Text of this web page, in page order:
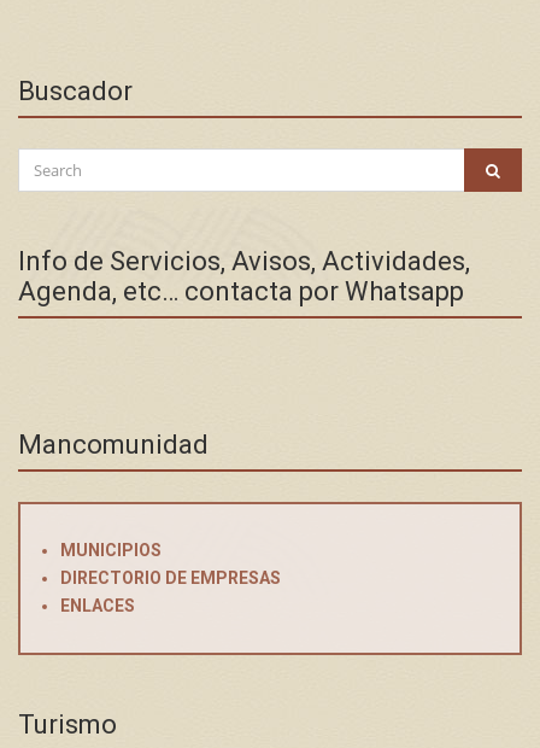
Buscador
Search
for:
Info de Servicios, Avisos, Actividades,
Agenda, etc… contacta por Whatsapp
Mancomunidad
MUNICIPIOS
DIRECTORIO DE EMPRESAS
ENLACES
Turismo